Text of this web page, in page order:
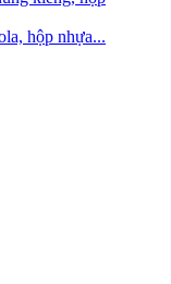
hộp nhựa...